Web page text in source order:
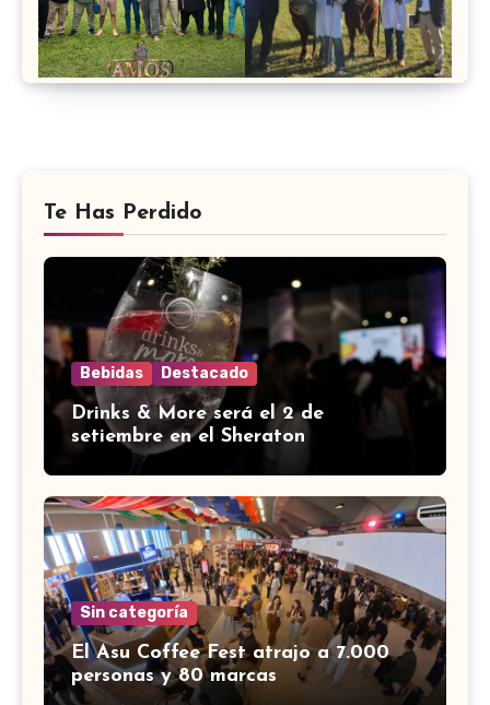
Te Has Perdido
Bebidas Destacado
Drinks & More será el 2 de
setiembre en el Sheraton
Sin categoría
El Asu Coffee Fest atrajo a 7.000
personas y 80 marcas